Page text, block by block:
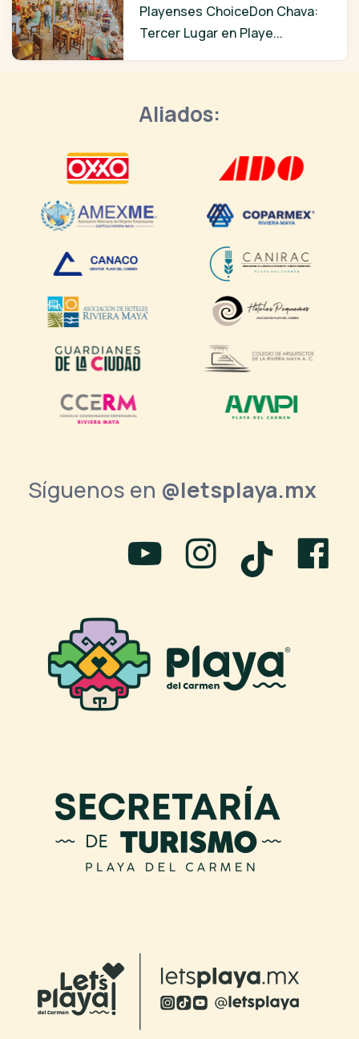
Playenses ChoiceDon Chava:
Tercer Lugar en Playe...
Aliados:
Síguenos en @letsplaya.mx